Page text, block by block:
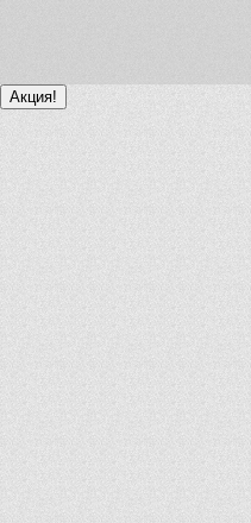
Акция!